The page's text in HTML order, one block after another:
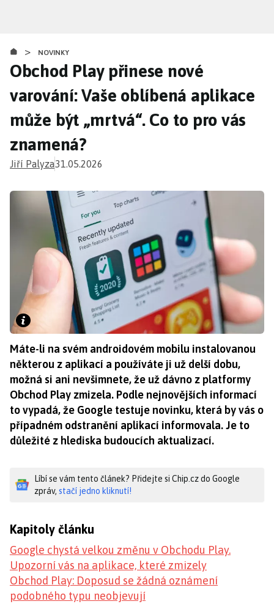
obsahu
> NOVINKY
Obchod Play přinese nové
varování: Vaše oblíbená aplikace
může být „mrtvá“. Co to pro vás
znamená?
Jiří Palyza31.05.2026
Máte-li na svém androidovém mobilu instalovanou
některou z aplikací a používáte ji už delší dobu,
možná si ani nevšimnete, že už dávno z platformy
Obchod Play zmizela. Podle nejnovějších informací
to vypadá, že Google testuje novinku, která by vás o
případném odstranění aplikací informovala. Je to
důležité z hlediska budoucích aktualizací.
Líbí se vám tento článek? Přidejte si Chip.cz do Google
zpráv, stačí jedno kliknutí!
Kapitoly článku
Google chystá velkou změnu v Obchodu Play.
Upozorní vás na aplikace, které zmizely
Obchod Play: Doposud se žádná oznámení
podobného typu neobjevují